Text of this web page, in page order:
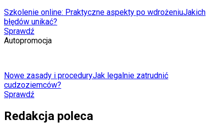
Szkolenie online: Praktyczne aspekty po wdrożeniuJakich
błędów unikać?
Sprawdź
Autopromocja
Nowe zasady i proceduryJak legalnie zatrudnić
cudzoziemców?
Sprawdź
Redakcja poleca